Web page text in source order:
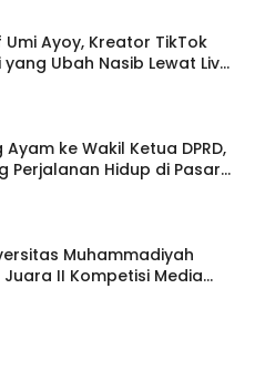
Ayoy, Kreator TikTok
Ubah Nasib Lewat Live
ke Wakil Ketua DPRD,
Perjalanan Hidup di Pasar
Muhammadiyah
Juara II Kompetisi Media
Tingkat Internasional